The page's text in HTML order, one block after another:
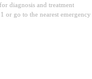
diagnosis and treatment
or go to the nearest emergency